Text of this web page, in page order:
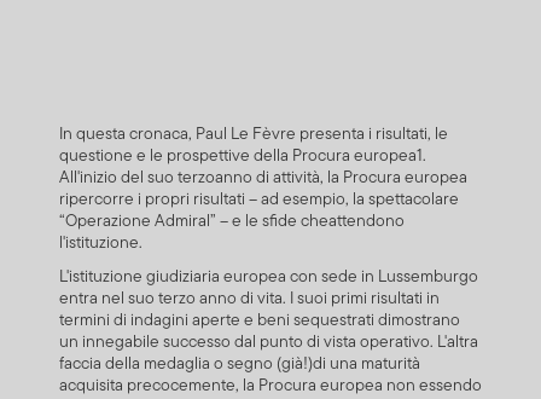
In questa cronaca, Paul Le Fèvre presenta i risultati, le
questione e le prospettive della Procura europea1.
All'inizio del suo terzoanno di attività, la Procura europea
ripercorre i propri risultati – ad esempio, la spettacolare
“Operazione Admiral” – e le sfide cheattendono
l'istituzione.
L'istituzione giudiziaria europea con sede in Lussemburgo
entra nel suo terzo anno di vita. I suoi primi risultati in
termini di indagini aperte e beni sequestrati dimostrano
un innegabile successo dal punto di vista operativo. L'altra
faccia della medaglia o segno (già!)di una maturità
acquisita precocemente, la Procura europea non essendo